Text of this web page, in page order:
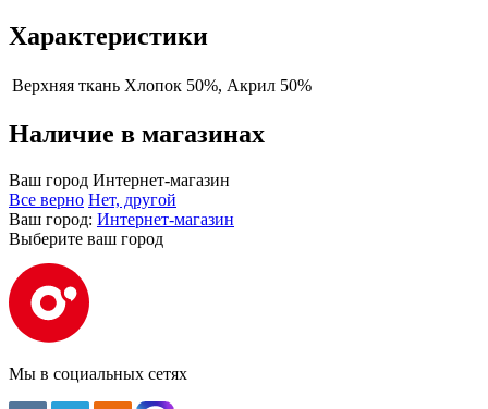
Характеристики
Верхняя ткань Хлопок 50%, Акрил 50%
Наличие в магазинах
Ваш город Интернет-магазин
Все верно Нет, другой
Ваш город: Интернет-магазин
Выберите ваш город
Мы в социальных сетях